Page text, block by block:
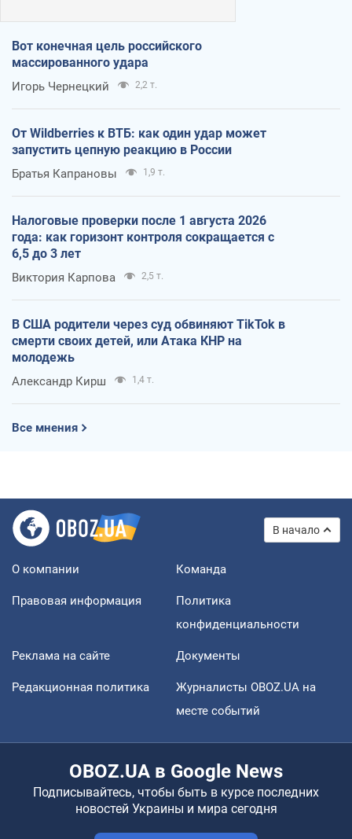
Вот конечная цель российского
массированного удара
Игорь Чернецкий 2,2 т.
От Wildberries к ВТБ: как один удар может
запустить цепную реакцию в России
Братья Капрановы 1,9 т.
Налоговые проверки после 1 августа 2026
года: как горизонт контроля сокращается с
6,5 до 3 лет
Виктория Карпова 2,5 т.
В США родители через суд обвиняют TikTok в
смерти своих детей, или Атака КНР на
молодежь
Александр Кирш 1,4 т.
Все мнения
В начало
О компании Команда
Правовая информация
Политика
конфиденциальности
Реклама на сайте Документы
Редакционная политика
Журналисты OBOZ.UA на
месте событий
OBOZ.UA в Google News
Подписывайтесь, чтобы быть в курсе последних
новостей Украины и мира сегодня